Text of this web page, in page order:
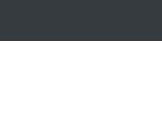
বেসরকারি খাতের গতিশীলতায়